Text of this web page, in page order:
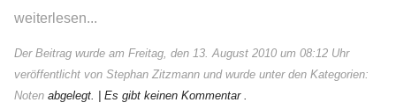
weiterlesen...
Der Beitrag wurde am Freitag, den 13. August 2010 um 08:12 Uhr
veröffentlicht von Stephan Zitzmann und wurde unter den Kategorien:
Noten abgelegt. | Es gibt keinen Kommentar .